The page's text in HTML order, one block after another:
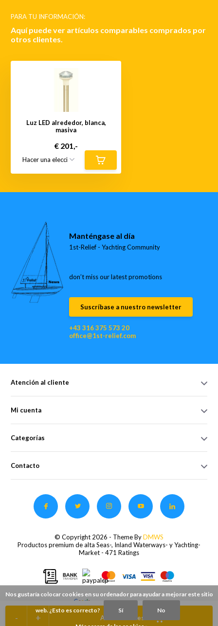
+
- Añadir a la cesta
PARA TU INFORMACIÓN:
Aquí puede ver artículos comparables comprados por
otros clientes.
Luz LED alrededor, blanca,
masiva
€ 201,-
Manténgase al día
1st-Relief - Yachting Community
don’t miss our latest promotions
Suscríbase a nuestro newsletter
+43 316 375 573 20
office@1st-relief.com
Atención al cliente
Mi cuenta
Categorías
Contacto
© Copyright 2026 - Theme ByDMWS
Productos premium de alta Seas-, Inland Waterways- y Yachting-
Market - 471 Ratings
Nos gustaría colocar cookies en su ordenador para ayudar a mejorar este sitio
web. ¿Esto es correcto? Sí No